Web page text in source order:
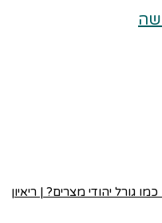
גורל יהודי מצרים? | ריאיון